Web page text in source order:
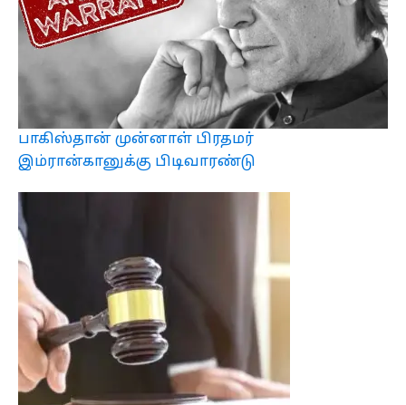
பாகிஸ்தான் முன்னாள் பிரதமர்
இம்ரான்கானுக்கு பிடிவாரண்டு